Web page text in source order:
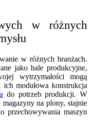
w różnych
w różnych branżach.
jako hale produkcyjne,
wytrzymałości mogą
modułowa konstrukcja
do potrzeb produkcji. W
na plony, stajnie
przechowywania maszyn